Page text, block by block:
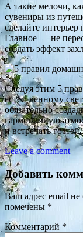
А такие мелочи,
сувениры из
сделайте
Главное — не
создать эффект
Следуя этим 5
естественному
обязательно
гармоничную
и встречать гостей.
Leave a comment
Добавить
Ваш адрес email не
помечены *
Комментарий *